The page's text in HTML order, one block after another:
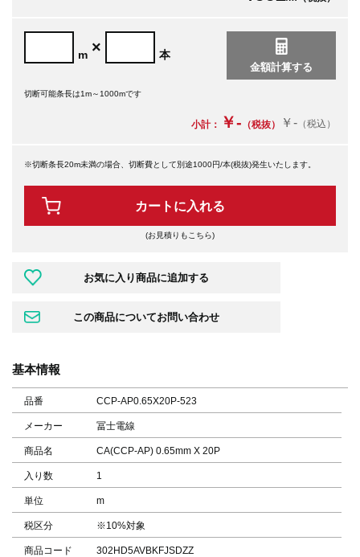
m × 本
切断可能条長は1m～1000mです
小計： ￥- （税抜） ￥- （税込）
※切断条長20m未満の場合、切断費として別途1000円/本(税抜)発生いたします。
カートに入れる
(お見積りもこちら)
基本情報
品番 CCP-AP0.65X20P-523
メーカー 冨士電線
商品名 CA(CCP-AP) 0.65mm X 20P
入り数 1
単位 m
税区分 ※10%対象
商品コード 302HD5AVBKFJSDZZ